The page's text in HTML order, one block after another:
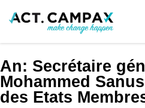
An: Secrétaire
Mohammed
des Etats